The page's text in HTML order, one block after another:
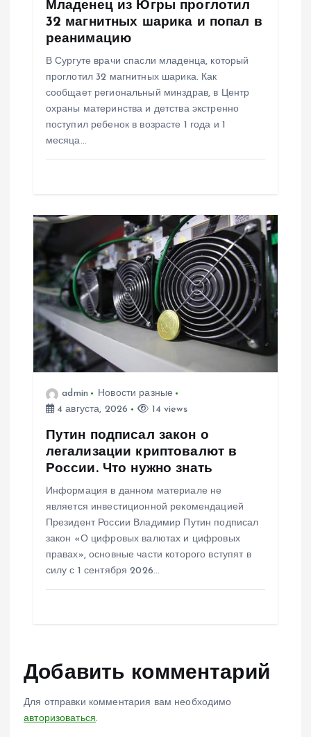
Младенец из Югры проглотил
32 магнитных шарика и попал в
реанимацию
В Сургуте врачи спасли младенца, который
проглотил 32 магнитных шарика. Как
сообщает региональный минздрав, в Центр
охраны материнства и детства экстренно
поступил ребенок в возрасте 1 года и 1
месяца…
admin
Новости разные
4 августа, 2026
14 views
Путин подписал закон о
легализации криптовалют в
России. Что нужно знать
Информация в данном материале не
является инвестиционной рекомендацией
Президент России Владимир Путин подписал
закон «О цифровых валютах и цифровых
правах», основные части которого вступят в
силу с 1 сентября 2026…
Добавить комментарий
Для отправки комментария вам необходимо
авторизоваться.